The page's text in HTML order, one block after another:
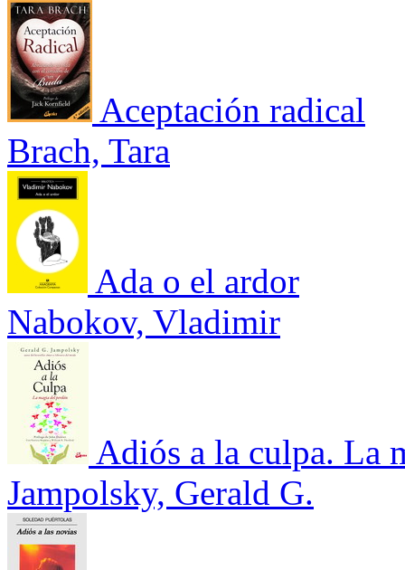
Aceptación radical
Brach, Tara
Ada o el ardor
Nabokov, Vladimir
Adiós a la culpa. La
Jampolsky, Gerald G.